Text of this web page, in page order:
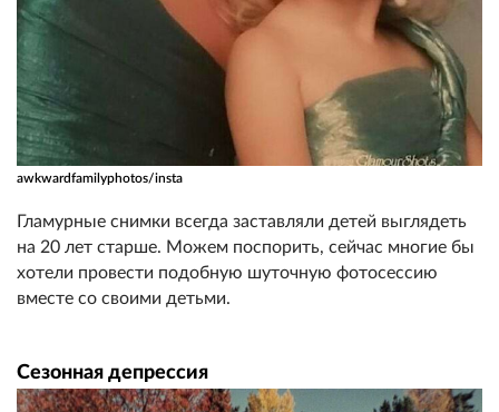
awkwardfamilyphotos/insta
Гламурные снимки всегда заставляли детей выглядеть
на 20 лет старше. Можем поспорить, сейчас многие бы
хотели провести подобную шуточную фотосессию
вместе со своими детьми.
Сезонная депрессия